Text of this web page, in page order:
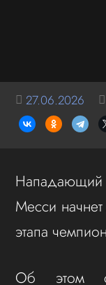
27.06.2026
Месси начнет
этапа
Об этом